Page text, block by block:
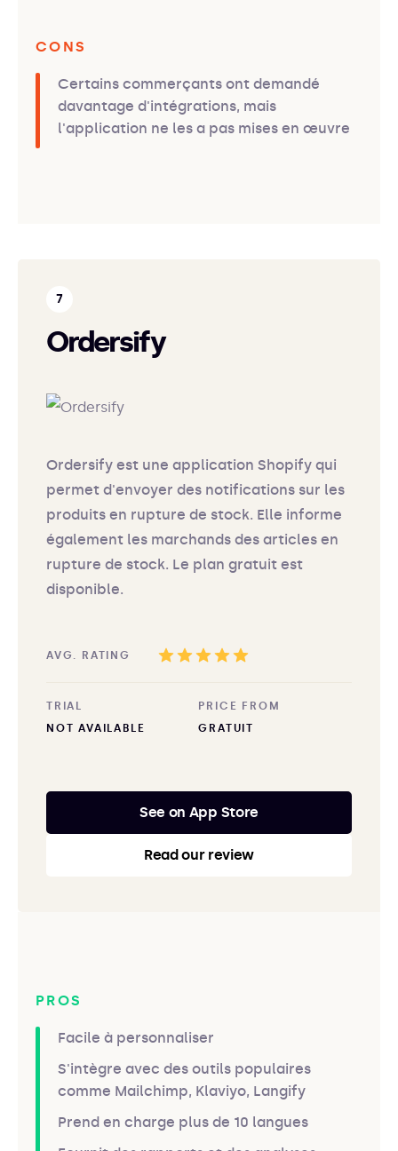
CONS
Certains commerçants ont demandé
davantage d'intégrations, mais
l'application ne les a pas mises en œuvre
Ordersify
Ordersify est une application Shopify qui
permet d'envoyer des notifications sur les
produits en rupture de stock. Elle informe
également les marchands des articles en
rupture de stock. Le plan gratuit est
disponible.
AVG. RATING
TRIAL
NOT AVAILABLE
PRICE FROM
GRATUIT
See on App Store
Read our review
PROS
Facile à personnaliser
S'intègre avec des outils populaires
comme Mailchimp, Klaviyo, Langify
Prend en charge plus de 10 langues